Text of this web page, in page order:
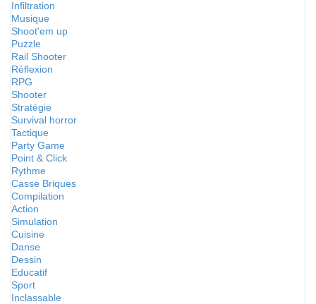
Infiltration
Musique
Shoot'em up
Puzzle
Rail Shooter
Réflexion
RPG
Shooter
Stratégie
Survival horror
Tactique
Party Game
Point & Click
Rythme
Casse Briques
Compilation
Action
Simulation
Cuisine
Danse
Dessin
Educatif
Sport
Inclassable